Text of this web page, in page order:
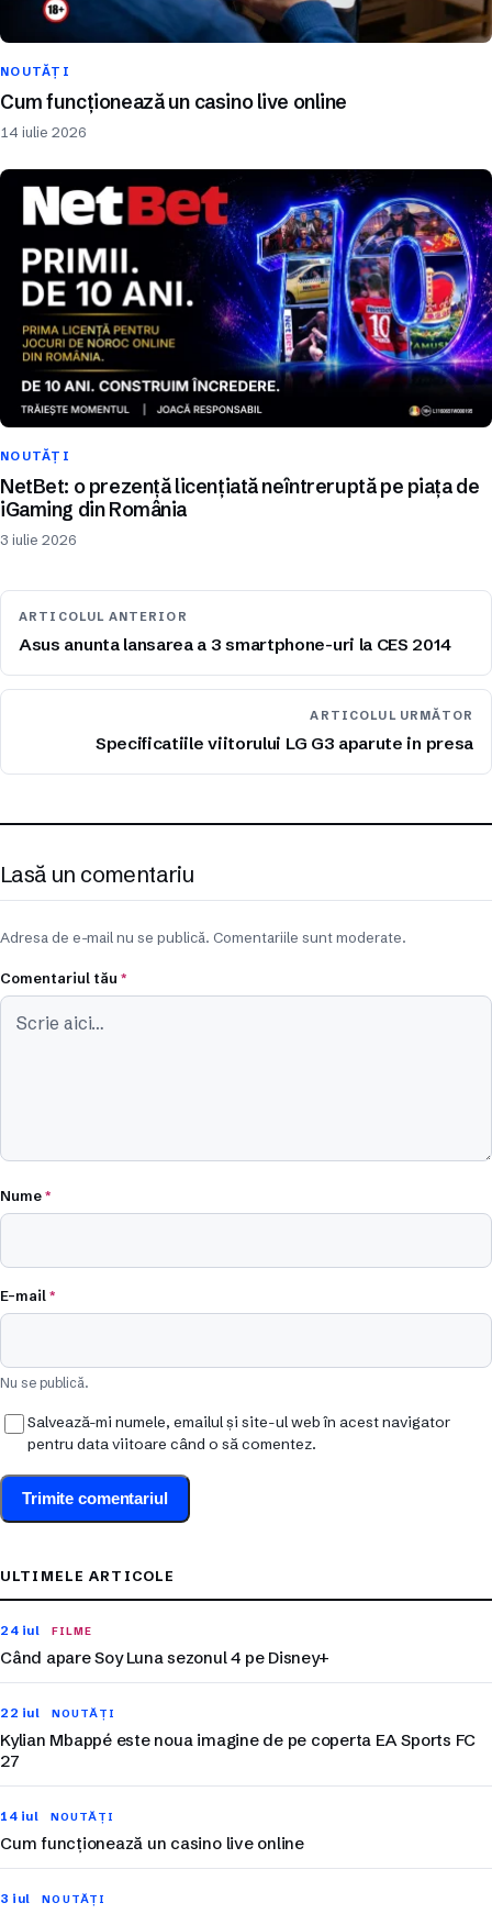
NOUTĂȚI
Cum funcționează un casino live online
14 iulie 2026
NOUTĂȚI
NetBet: o prezență licențiată neîntreruptă pe piața de
iGaming din România
3 iulie 2026
ARTICOLUL ANTERIOR
Asus anunta lansarea a 3 smartphone-uri la CES 2014
ARTICOLUL URMĂTOR
Specificatiile viitorului LG G3 aparute in presa
Lasă un comentariu
Adresa de e-mail nu se publică. Comentariile sunt moderate.
Comentariul tău *
Nume*
E-mail*
Nu se publică.
Salvează-mi numele, emailul și site-ul web în acest navigator
pentru data viitoare când o să comentez.
ULTIMELE ARTICOLE
24 iul FILME
Când apare Soy Luna sezonul 4 pe Disney+
22 iul NOUTĂȚI
Kylian Mbappé este noua imagine de pe coperta EA Sports FC
27
14 iul NOUTĂȚI
Cum funcționează un casino live online
3 iul NOUTĂȚI